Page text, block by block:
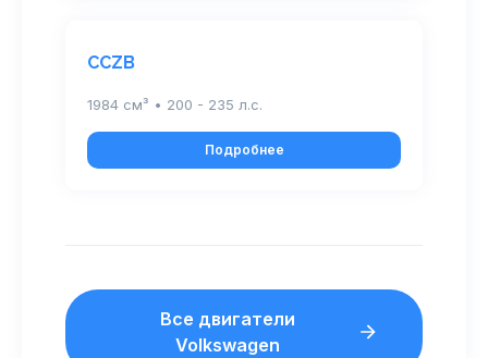
CCZB
1984 см³ • 200 - 235 л.с.
Подробнее
Все двигатели
Volkswagen